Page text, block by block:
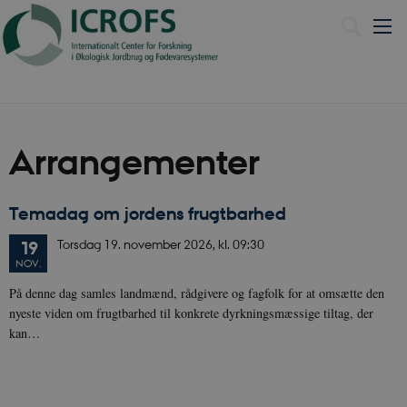
Arrangementer
Temadag om jordens frugtbarhed
19
NOV.
Torsdag 19. november 2026, kl. 09:30
På denne dag samles landmænd, rådgivere og fagfolk for at omsætte den
nyeste viden om frugtbarhed til konkrete dyrkningsmæssige tiltag, der
kan…